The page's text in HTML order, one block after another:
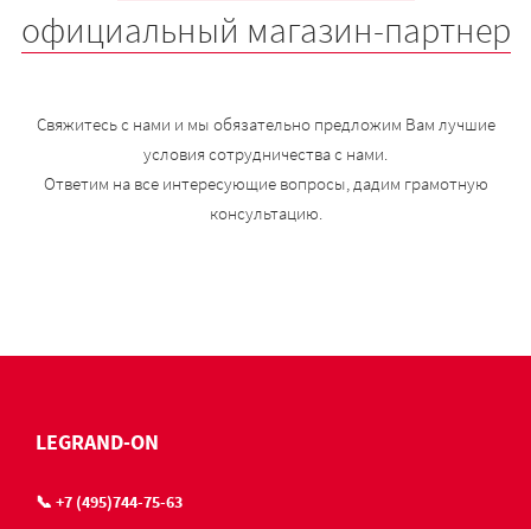
официальный магазин-партнер
Свяжитесь с нами и мы обязательно предложим Вам лучшие
условия сотрудничества с нами.
Ответим на все интересующие вопросы, дадим грамотную
консультацию.
LEGRAND-ON
📞 +7 (495)744-75-63